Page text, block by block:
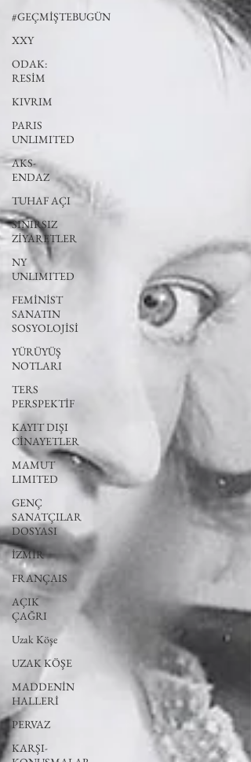
#GEÇMİŞTEBUGÜN
XXY
ODAK:
RESİM
KIVRIM
PARIS
UNLIMITED
AKS-
ENDAZ
TUHAF AÇI
SINIRSIZ
ZİYARETLER
NY
UNLIMITED
FEMİNİST
SANATIN
SOSYOLOJİSİ
YÜRÜYÜŞ
NOTLARI
TERS
PERSPEKTİF
KAYIT DIŞI
CİNAYETLER
MAMUT
LIMITED
GENÇ
SANATÇILAR
DOSYASI
İZMİR
FRANÇAIS
AÇIK
ÇAĞRI
Uzak Köşe
UZAK KÖŞE
MADDENİN
HALLERİ
PERVAZ
KARŞI-